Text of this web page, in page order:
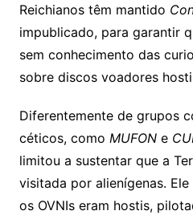
Reichianos têm mantido
impublicado, para garantir
sem conhecimento das
sobre discos voadores
Diferentemente de grupos
céticos, como MUFONe
limitou a sustentar que a
visitada por alienígenas.
os OVNIs eram hostis,